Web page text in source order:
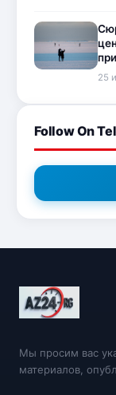
25
Follow On
Мы просим вас
материалов,